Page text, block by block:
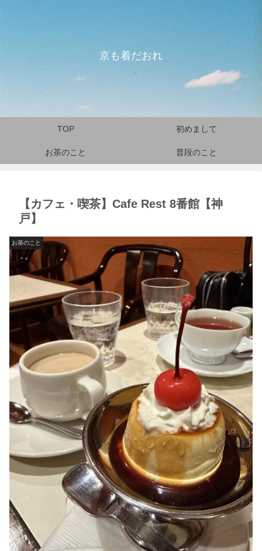
京も着だおれ
TOP 初めまして
お茶のこと 普段のこと
【カフェ・喫茶】Cafe Rest 8番館【神
戸】
お茶のこと